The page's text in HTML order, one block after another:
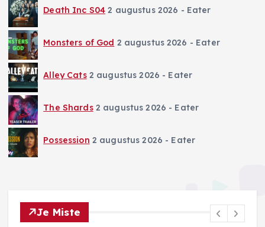
Death Inc S04 2 augustus 2026 - Eater
Monsters of God 2 augustus 2026 - Eater
Alley Cats 2 augustus 2026 - Eater
The Shards 2 augustus 2026 - Eater
Possession 2 augustus 2026 - Eater
Je Miste